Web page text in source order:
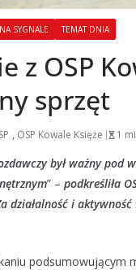
NA SYGNALE TEMAT DNIA
z OSP
sprzęt
, OSP Kowale Księże 1
był ważny pod
” – podkreśliła
działalność i
podsumowującym